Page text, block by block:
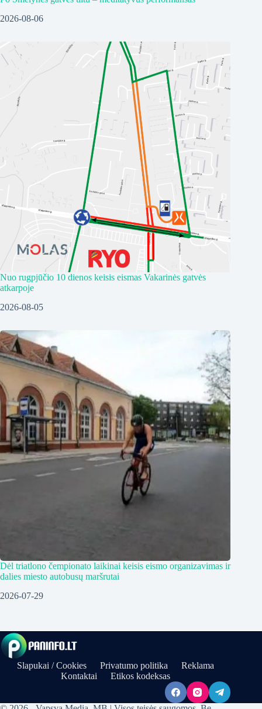
2026-08-06
Nuo rugpjūčio 10 dienos keisis eismas Vakarinės gatvės
atkarpoje
2026-08-05
Dėl triatlono čempionato laikinai keisis eismo organizavimas ir
dalies miesto autobusų maršrutai
2026-07-29
Slapukai / Cookies Privatumo politika
Reklama
Kontaktai
Etikos kodeksas